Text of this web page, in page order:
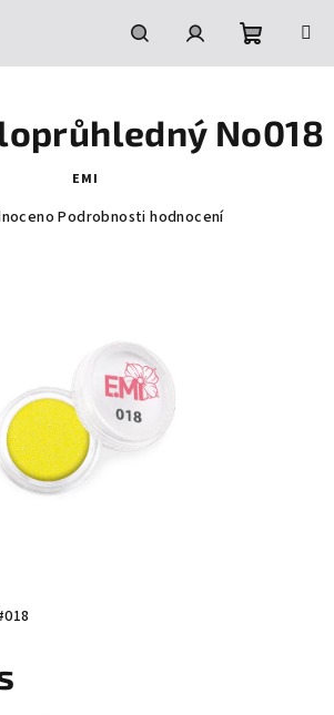
HledatPřihlášeníNákupní
košík
No018
EMI
Podrobnosti hodnocení